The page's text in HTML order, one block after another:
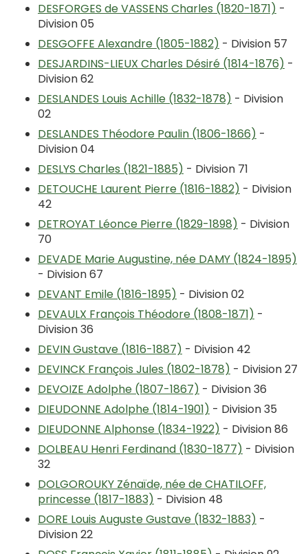
DESFORGES de VASSENS Charles (1820-1871) -
Division 05
DESGOFFE Alexandre (1805-1882) - Division 57
DESJARDINS-LIEUX Charles Désiré (1814-1876) -
Division 62
DESLANDES Louis Achille (1832-1878) - Division
02
DESLANDES Théodore Paulin (1806-1866) -
Division 04
DESLYS Charles (1821-1885) - Division 71
DETOUCHE Laurent Pierre (1816-1882) - Division
42
DETROYAT Léonce Pierre (1829-1898) - Division
70
DEVADE Marie Augustine, née DAMY (1824-1895)
- Division 67
DEVANT Emile (1816-1895) - Division 02
DEVAULX François Théodore (1808-1871) -
Division 36
DEVIN Gustave (1816-1887) - Division 42
DEVINCK François Jules (1802-1878) - Division 27
DEVOIZE Adolphe (1807-1867) - Division 36
DIEUDONNE Adolphe (1814-1901) - Division 35
DIEUDONNE Alphonse (1834-1922) - Division 86
DOLBEAU Henri Ferdinand (1830-1877) - Division
32
DOLGOROUKY Zénaïde, née de CHATILOFF,
princesse (1817-1883) - Division 48
DORE Louis Auguste Gustave (1832-1883) -
Division 22